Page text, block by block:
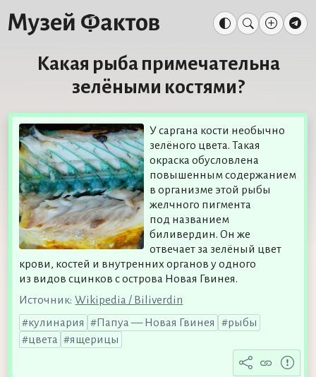
Какая рыба примечательна
зелёными костями?
У саргана кости необычно
зелёного цвета. Такая
окраска обусловлена
повышенным содержанием
в организме этой рыбы
желчного пигмента
под названием
биливердин. Он же
отвечает за зелёный цвет
крови, костей и внутренних органов у одного
из видов сцинков с острова Новая Гвинея.
Источник: Wikipedia / Biliverdin
кулинария
Папуа — Новая Гвинея
рыбы
цвета
ящерицы